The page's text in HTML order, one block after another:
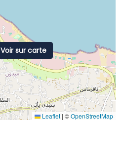
Leaflet | ©OpenStreetMap
Voir sur carte